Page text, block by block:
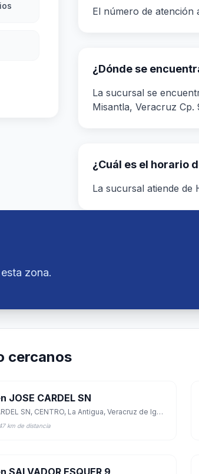
El número de atención
¿Dónde se
La sucursal se
Misantla, Veracruz Cp.
¿Cuál es el horario
La sucursal atiende de
zona.
cercanos
JOSE CARDEL SN
JOSE CARDEL SN, CENTRO, La Antigua, Veracruz de Ignacio de la Llave
km de distancia
SALVADOR ESQUER 9